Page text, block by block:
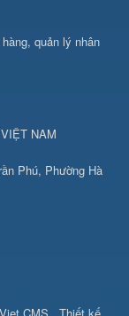
quản lý nhân
NAM
Phú, Phường Hà